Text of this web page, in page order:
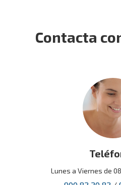
Contacta
Lunes a Viernes de